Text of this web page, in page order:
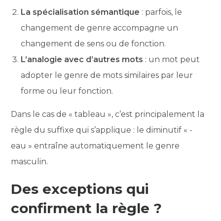
La spécialisation sémantique : parfois, le
changement de genre accompagne un
changement de sens ou de fonction.
L’analogie avec d’autres mots : un mot peut
adopter le genre de mots similaires par leur
forme ou leur fonction.
Dans le cas de « tableau », c’est principalement la
règle du suffixe qui s’applique : le diminutif « -
eau » entraîne automatiquement le genre
masculin.
Des exceptions qui
confirment la règle ?